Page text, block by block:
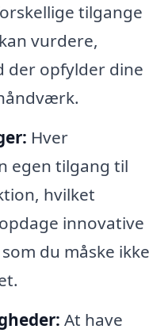
tilgange
vurdere,
der opfylder dine
Hver
egen tilgang til
hvilket
innovative
du måske ikke
At have